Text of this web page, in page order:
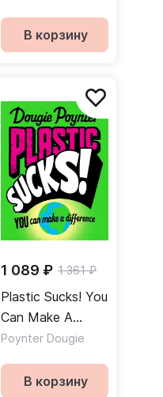
В корзину
1 089 ₽ 1 361 ₽
Plastic Sucks! You
Can Make A
Difference
Poynter Dougie
В корзину